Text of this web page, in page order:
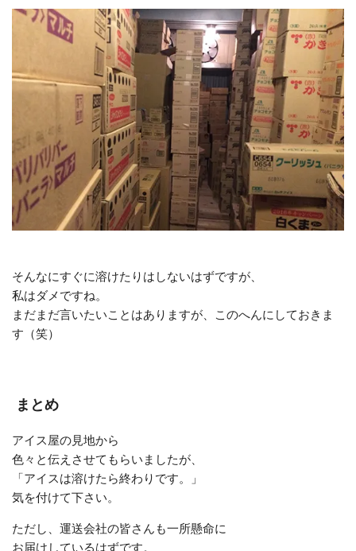
そんなにすぐに溶けたりはしないはずですが、
私はダメですね。
まだまだ言いたいことはありますが、このへんにしておきま
す（笑）
まとめ
アイス屋の見地から
色々と伝えさせてもらいましたが、
「アイスは溶けたら終わりです。」
気を付けて下さい。
ただし、運送会社の皆さんも一所懸命に
お届けしているはずです。